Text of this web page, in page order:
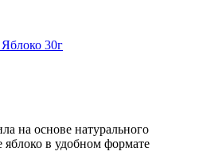
на основе натурального
в удобном формате